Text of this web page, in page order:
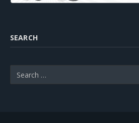
SEARCH